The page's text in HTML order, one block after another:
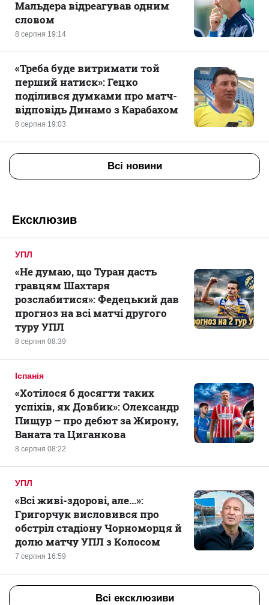
8 серпня 19:14
Мальдера відреагував одним
словом
8 серпня 19:03
«Треба буде витримати той
перший натиск»: Гецко
поділився думками про матч-
відповідь Динамо з Карабахом
Всі новини
Ексклюзив
УПЛ
8 серпня 08:39
«Не думаю, що Туран дасть
гравцям Шахтаря
розслабитися»: Федецький дав
прогноз на всі матчі другого
туру УПЛ
Іспанія
8 серпня 08:22
«Хотілося б досягти таких
успіхів, як Довбик»: Олександр
Пищур – про дебют за Жирону,
Ваната та Циганкова
УПЛ
7 серпня 16:59
«Всі живі-здорові, але...»:
Григорчук висловився про
обстріл стадіону Чорноморця й
долю матчу УПЛ з Колосом
Всі ексклюзиви